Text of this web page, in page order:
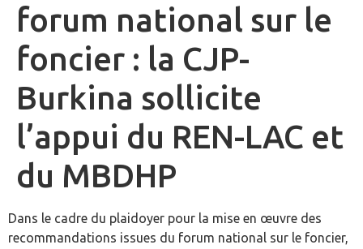
forum national sur le
foncier : la CJP-
Burkina sollicite
l’appui du REN-LAC et
du MBDHP
Dans le cadre du plaidoyer pour la mise en œuvre des
recommandations issues du forum national sur le foncier,